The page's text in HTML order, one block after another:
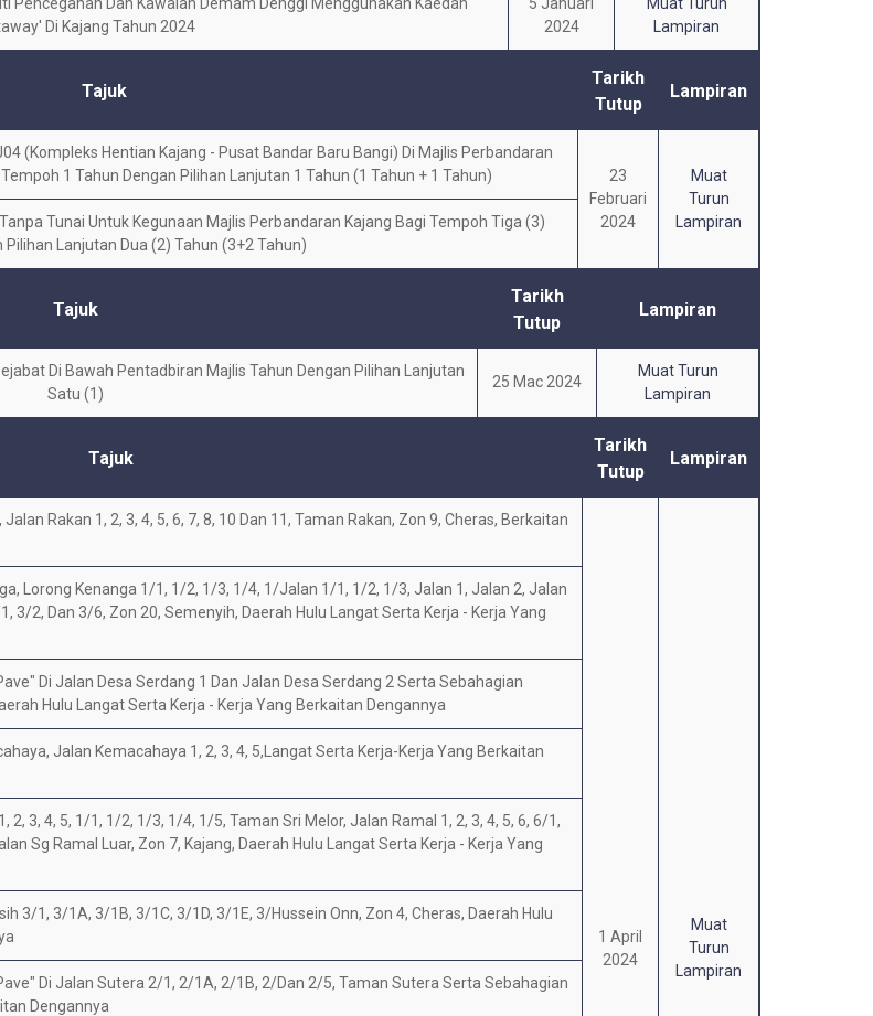
Di Kajang Tahun 2024
2024
Lampiran
Tajuk
Tarikh
Tutup
Lampiran
(Kompleks Hentian Kajang - Pusat Bandar Baru Bangi) Di Majlis Perbandaran
1 Tahun Dengan Pilihan Lanjutan 1 Tahun (1 Tahun + 1 Tahun)
23
Februari
2024
Muat
Turun
Lampiran
Tunai Untuk Kegunaan Majlis Perbandaran Kajang Bagi Tempoh Tiga (3)
Pilihan Lanjutan Dua (2) Tahun (3+2 Tahun)
Tajuk
Tarikh
Tutup
Lampiran
Di Bawah Pentadbiran Majlis Tahun Dengan Pilihan Lanjutan
Satu (1)
25 Mac 2024
Muat Turun
Lampiran
Tajuk
Tarikh
Tutup
Lampiran
Rakan 1, 2, 3, 4, 5, 6, 7, 8, 10 Dan 11, Taman Rakan, Zon 9, Cheras, Berkaitan
1 April
2024
Muat
Turun
Lampiran
Lorong Kenanga 1/1, 1/2, 1/3, 1/4, 1/Jalan 1/1, 1/2, 1/3, Jalan 1, Jalan 2, Jalan
3/2, Dan 3/6, Zon 20, Semenyih, Daerah Hulu Langat Serta Kerja - Kerja Yang
Di Jalan Desa Serdang 1 Dan Jalan Desa Serdang 2 Serta Sebahagian
Hulu Langat Serta Kerja - Kerja Yang Berkaitan Dengannya
Jalan Kemacahaya 1, 2, 3, 4, 5,Langat Serta Kerja-Kerja Yang Berkaitan
3, 4, 5, 1/1, 1/2, 1/3, 1/4, 1/5, Taman Sri Melor, Jalan Ramal 1, 2, 3, 4, 5, 6, 6/1,
Sg Ramal Luar, Zon 7, Kajang, Daerah Hulu Langat Serta Kerja - Kerja Yang
3/1, 3/1A, 3/1B, 3/1C, 3/1D, 3/1E, 3/Hussein Onn, Zon 4, Cheras, Daerah Hulu
Di Jalan Sutera 2/1, 2/1A, 2/1B, 2/Dan 2/5, Taman Sutera Serta Sebahagian
Dengannya